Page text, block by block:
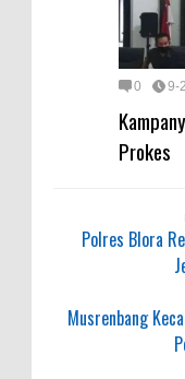
0 9-
Prokes
Polres Blora
Musrenbang